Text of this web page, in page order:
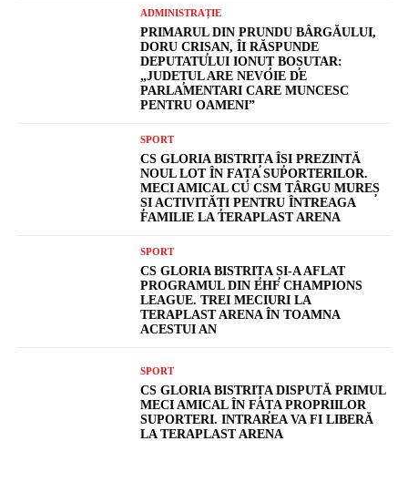
ADMINISTRAȚIE
PRIMARUL DIN PRUNDU BÂRGĂULUI,
DORU CRIȘAN, ÎI RĂSPUNDE
DEPUTATULUI IONUȚ BOȘUTAR:
„JUDEȚUL ARE NEVOIE DE
PARLAMENTARI CARE MUNCESC
PENTRU OAMENI”
SPORT
CS GLORIA BISTRIȚA ÎȘI PREZINTĂ
NOUL LOT ÎN FAȚA SUPORTERILOR.
MECI AMICAL CU CSM TÂRGU MUREȘ
ȘI ACTIVITĂȚI PENTRU ÎNTREAGA
FAMILIE LA TERAPLAST ARENA
SPORT
CS GLORIA BISTRIȚA ȘI-A AFLAT
PROGRAMUL DIN EHF CHAMPIONS
LEAGUE. TREI MECIURI LA
TERAPLAST ARENA ÎN TOAMNA
ACESTUI AN
SPORT
CS GLORIA BISTRIȚA DISPUTĂ PRIMUL
MECI AMICAL ÎN FAȚA PROPRIILOR
SUPORTERI. INTRAREA VA FI LIBERĂ
LA TERAPLAST ARENA